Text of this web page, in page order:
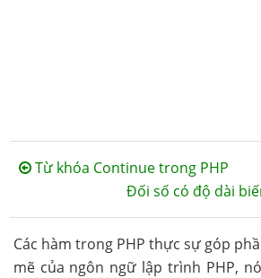
Từ khóa Continue trong PHP
Đối số có độ dài
Các hàm trong PHP thực sự góp
mẽ của ngôn ngữ lập trình PHP,